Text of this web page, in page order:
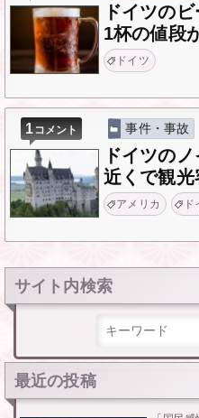
ドイツの
1杯の値段
ドイツ
1コメント 事件・事故
ドイツの
近くで観
アメリカ ド
サイト内検索
最近の投稿